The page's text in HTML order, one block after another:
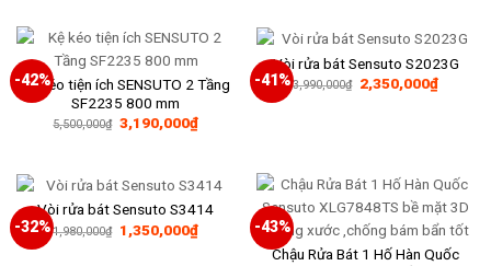
5,600,000₫.
-42%
Kệ kéo tiện ích SENSUTO 2 Tầng
SF2235 800 mm
5,500,000₫ Giá
gốc
3,190,000₫Giá
hiện
3,190,000₫.
-41%
Vòi rửa bát Sensuto S2023G
3,990,000₫ Giá
gốc
2,350,000₫Giá
hiện
-32%
Vòi rửa bát Sensuto S3414
1,980,000₫ Giá
gốc
1,350,000₫Giá
hiện
-43%
Chậu Rửa Bát 1 Hố Hàn Quốc